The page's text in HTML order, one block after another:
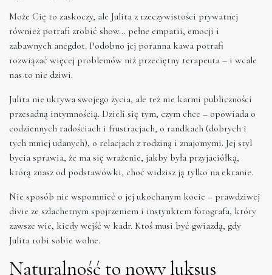
Może Cię to zaskoczy, ale Julita z rzeczywistości prywatnej
również potrafi zrobić show… pełne empatii, emocji i
zabawnych anegdot. Podobno jej poranna kawa potrafi
rozwiązać więcej problemów niż przeciętny terapeuta – i wcale
nas to nie dziwi.
Julita nie ukrywa swojego życia, ale też nie karmi publiczności
przesadną intymnością. Dzieli się tym, czym chce – opowiada o
codziennych radościach i frustracjach, o randkach (dobrych i
tych mniej udanych), o relacjach z rodziną i znajomymi. Jej styl
bycia sprawia, że ma się wrażenie, jakby była przyjaciółką,
którą znasz od podstawówki, choć widzisz ją tylko na ekranie.
Nie sposób nie wspomnieć o jej ukochanym kocie – prawdziwej
divie ze szlachetnym spojrzeniem i instynktem fotografa, który
zawsze wie, kiedy wejść w kadr. Ktoś musi być gwiazdą, gdy
Julita robi sobie wolne.
Naturalność to nowy luksus